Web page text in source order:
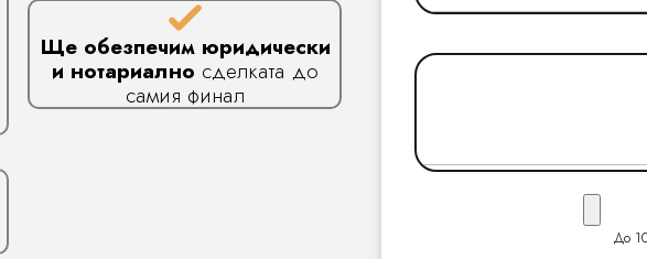
Ще обезпечим юридически
и нотариално сделката до
самия финал
До